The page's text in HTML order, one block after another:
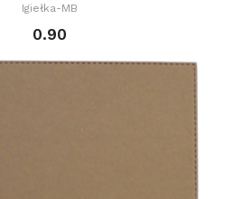
Igiełka-MB
0.90